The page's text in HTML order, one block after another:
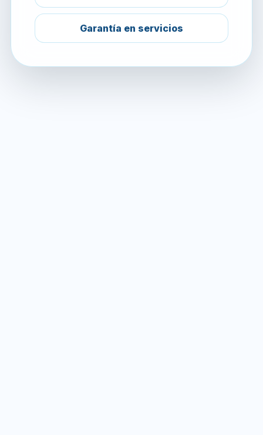
Garantía en servicios